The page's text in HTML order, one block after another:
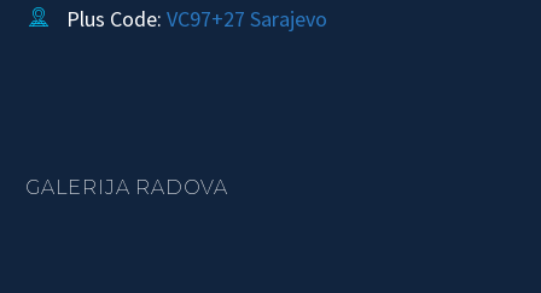

 Plus Code: VC97+27 Sarajevo
GALERIJA RADOVA